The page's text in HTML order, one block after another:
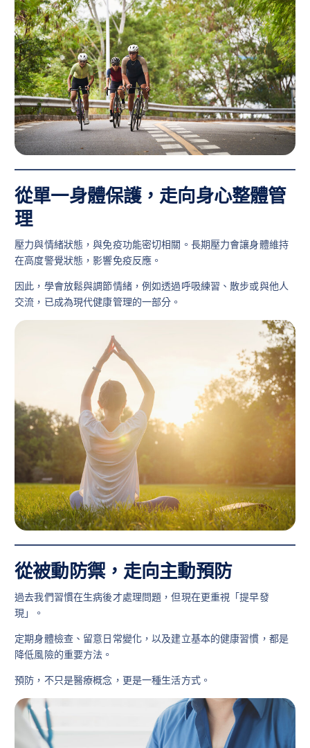
從單一身體保護，走向身心整體管
理
壓力與情緒狀態，與免疫功能密切相關。長期壓力會讓身體維持
在高度警覺狀態，影響免疫反應。
因此，學會放鬆與調節情緒，例如透過呼吸練習、散步或與他人
交流，已成為現代健康管理的一部分。
從被動防禦，走向主動預防
過去我們習慣在生病後才處理問題，但現在更重視「提早發
現」。
定期身體檢查、留意日常變化，以及建立基本的健康習慣，都是
降低風險的重要方法。
預防，不只是醫療概念，更是一種生活方式。